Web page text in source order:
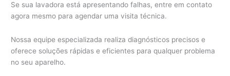
Se sua lavadora está apresentando falhas, entre em contato
agora mesmo para agendar uma visita técnica.
Nossa equipe especializada realiza diagnósticos precisos e
oferece soluções rápidas e eficientes para qualquer problema
no seu aparelho.